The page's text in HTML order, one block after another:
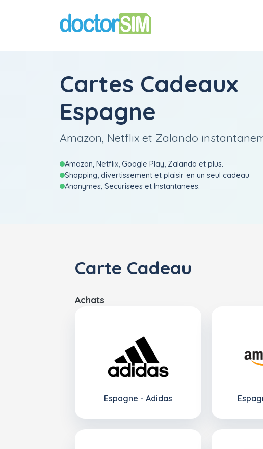
Cartes Cadeaux
Espagne
Amazon, Netflix et Zalando
Amazon, Netflix, Google Play, Zalando et plus.
Shopping, divertissement et plaisir en un seul cadeau
Anonymes, Securisees et Instantanees.
Carte Cadeau
Achats
Espagne - Adidas